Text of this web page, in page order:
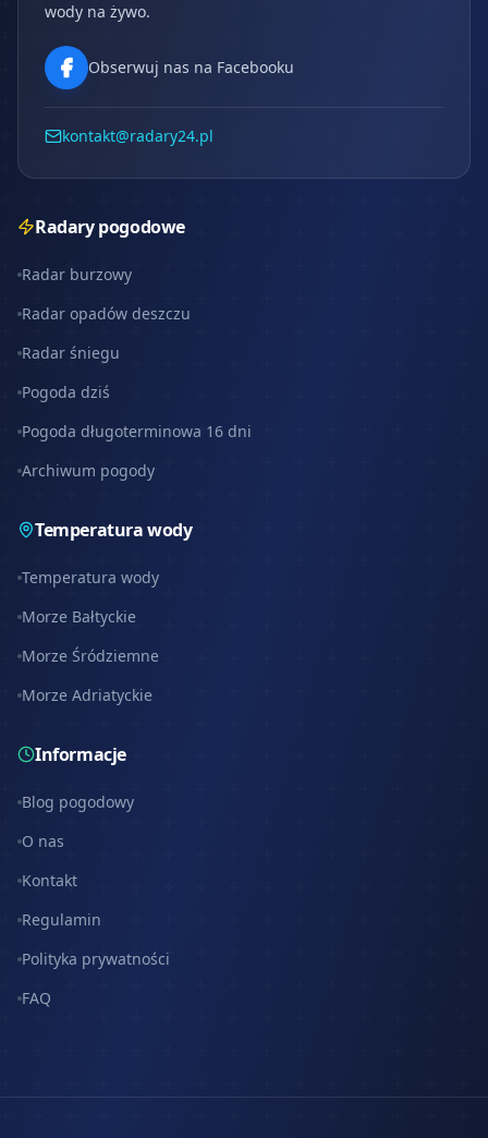
wody na żywo.
Obserwuj nas na Facebooku
kontakt@radary24.pl
Radary pogodowe
Radar burzowy
Radar opadów deszczu
Radar śniegu
Pogoda dziś
Pogoda długoterminowa 16 dni
Archiwum pogody
Temperatura wody
Temperatura wody
Morze Bałtyckie
Morze Śródziemne
Morze Adriatyckie
Informacje
Blog pogodowy
O nas
Kontakt
Regulamin
Polityka prywatności
FAQ